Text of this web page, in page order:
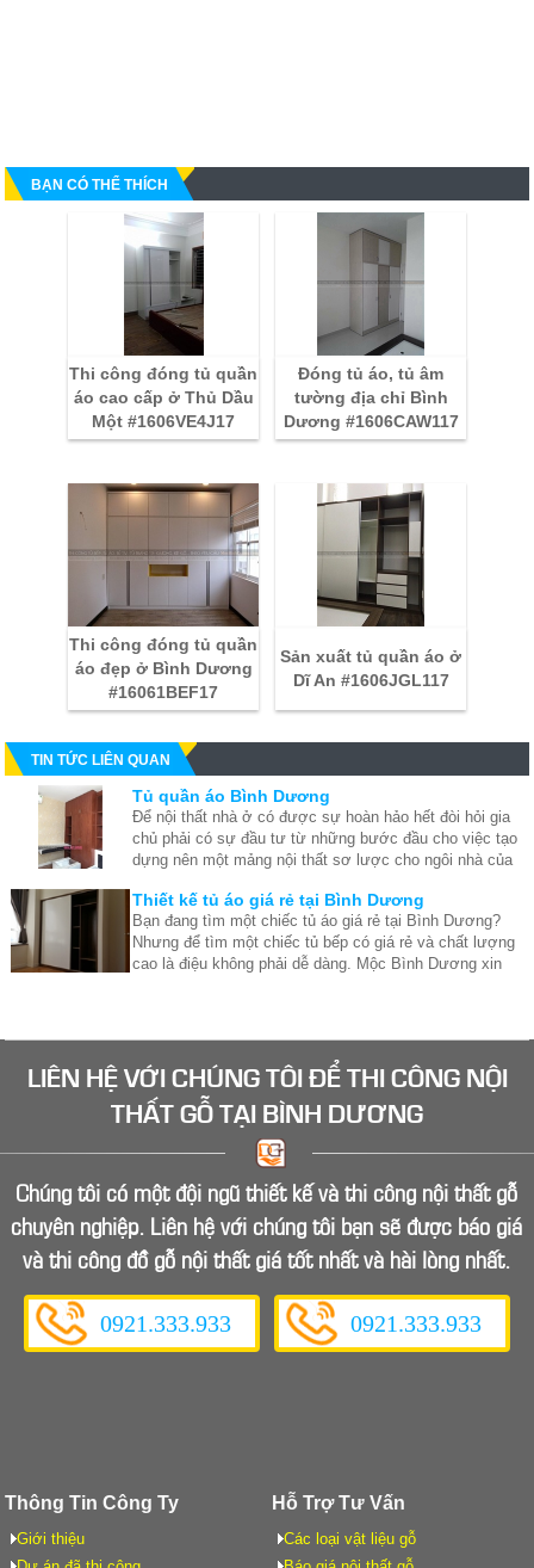
BẠN CÓ THỂ THÍCH
Thi công đóng tủ quần
áo cao cấp ở Thủ Dầu
Một #1606VE4J17
Đóng tủ áo, tủ âm
tường địa chỉ Bình
Dương #1606CAW117
Thi công đóng tủ quần
áo đẹp ở Bình Dương
#16061BEF17
Sản xuất tủ quần áo ở
Dĩ An #1606JGL117
TIN TỨC LIÊN QUAN
Tủ quần áo Bình Dương
Để nội thất nhà ở có được sự hoàn hảo hết đòi hỏi gia
chủ phải có sự đầu tư từ những bước đầu cho việc tạo
dựng nên một mảng nội thất sơ lược cho ngôi nhà của
có thể giúp bạn hoàn thành. Bằng cách giới thiệu cho
bạn nội thất tốt tại xưởng chúng tôi ví dụ như tủ quần
áo Bình Dương.
Thiết kế tủ áo giá rẻ tại Bình Dương
Bạn đang tìm một chiếc tủ áo giá rẻ tại Bình Dương?
Nhưng để tìm một chiếc tủ bếp có giá rẻ và chất lượng
cao là điệu không phải dễ dàng. Mộc Bình Dương xin
Nhiều mẫu tủ quần áo âm tường Bình Dương nhận
được sự tin dùng cao của nhiều khách hàng.
Gia công tủ áo giá rẻ tại Bình Dương
Bạn đang tìm cho mình một chiếc tủ áo hợp xu hướng
và tiện nghi nhưng vẫn có giá cả phải chăng? Xưởng
mộc Bình dương chúng tôi sẽ cho bạn một chiếc tủ áo
ưng ý nhất.
Tủ áo âm tường giá rẻ dành cho không gian
nhà nhỏ tại Bình Dương
Một chiếc tủ áo đẹp rất cần thiết cho phòng ngủ của
bạn. Tủ áo không chỉ để sắp xếp quần áo ngắn nắp mà
nó còn thể hiện phong cách của gia chủ. Chúng tôi xin
giới thiệu đến gia chủ một loại tủ áo âm tường giá rẻ
tiết kiệm diện tích tại Bình Dương.
LIÊN HỆ VỚI CHÚNG TÔI ĐỂTHI CÔNG NỘI
THẤT GỖTẠI BÌNH DƯƠNG
Chúng tôi có một đội ngũ thiết kế và thi công nội thất gỗ
chuyên nghiệp. Liên hệ với chúng tôi bạn sẽ được báo giá
và thi công đồ gỗ nội thất giá tốt nhất và hài lòng nhất.
0921.333.933 0921.333.933
Thông Tin Công Ty
Giới thiệu
Hỗ Trợ Tư Vấn
Các loại vật liệu gỗ